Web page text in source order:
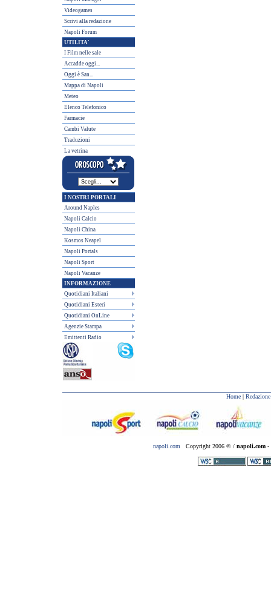
Videogames
Scrivi alla redazione
Napoli Forum
UTILITA'
I Film nelle sale
Accadde oggi...
Oggi è San...
Mappa di Napoli
Meteo
Elenco Telefonico
Farmacie
Cambi Valute
Traduzioni
La vetrina
I NOSTRI PORTALI
Around Naples
Napoli Calcio
Napoli China
Kosmos Neapel
Napoli Portals
Napoli Sport
Napoli Vacanze
INFORMAZIONE
Quotidiani Italiani
Quotidiani Esteri
Quotidiani OnLine
Agenzie Stampa
Emittenti Radio
Home| Redazione
napoli.com Copyright 2006 © / napoli.com-